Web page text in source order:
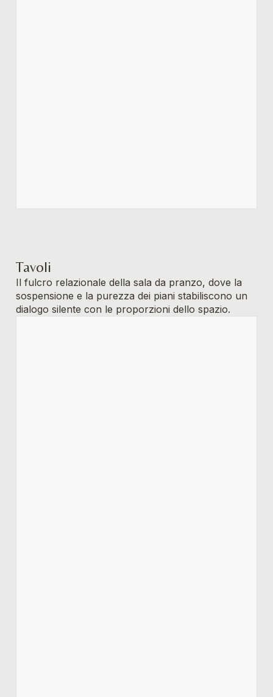
Tavoli
Il fulcro relazionale della sala da pranzo, dove la
sospensione e la purezza dei piani stabiliscono un
dialogo silente con le proporzioni dello spazio.